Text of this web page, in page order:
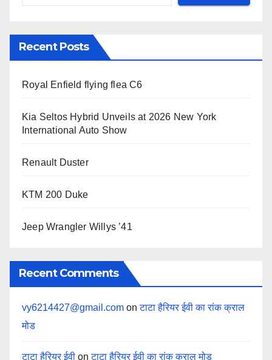
Recent Posts
Royal Enfield flying flea C6
Kia Seltos Hybrid Unveils at 2026 New York
International Auto Show
Renault Duster
KTM 200 Duke
Jeep Wrangler Willys ’41
Recent Comments
vy6214427@gmail.com onटाटा हैरियर ईवी का रांक क्राल
मोड
टाटा हैरियर ईवी onटाटा हैरियर ईवी का रांक क्राल मोड